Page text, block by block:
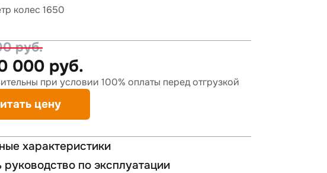
колес 1650
руб.
000 руб.
при условии 100% оплаты перед отгрузкой
цену
характеристики
руководство по эксплуатации